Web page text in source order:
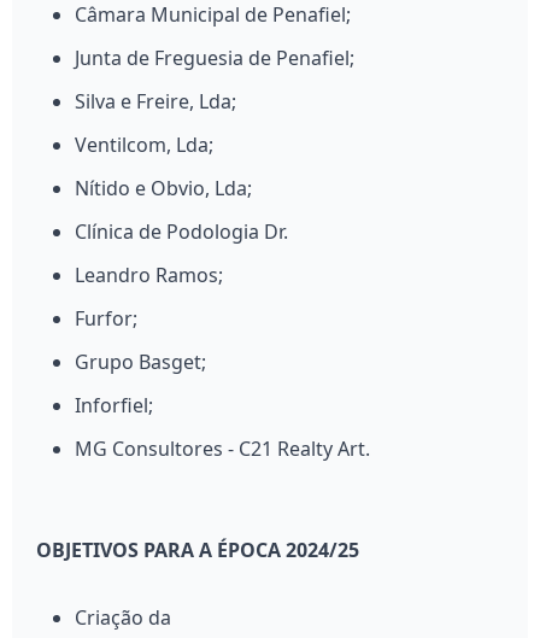
Câmara Municipal de Penafiel;
Junta de Freguesia de Penafiel;
Silva e Freire, Lda;
Ventilcom, Lda;
Nítido e Obvio, Lda;
Clínica de Podologia Dr.
Leandro Ramos;
Furfor;
Grupo Basget;
Inforfiel;
MG Consultores - C21 Realty Art.
OBJETIVOS PARA A ÉPOCA 2024/25
Criação da